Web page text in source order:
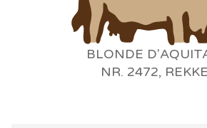
BLONDE
NR. 2472,